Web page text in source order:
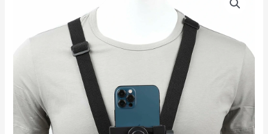
Smartphone
Verstellbares
Chest
Mount
für